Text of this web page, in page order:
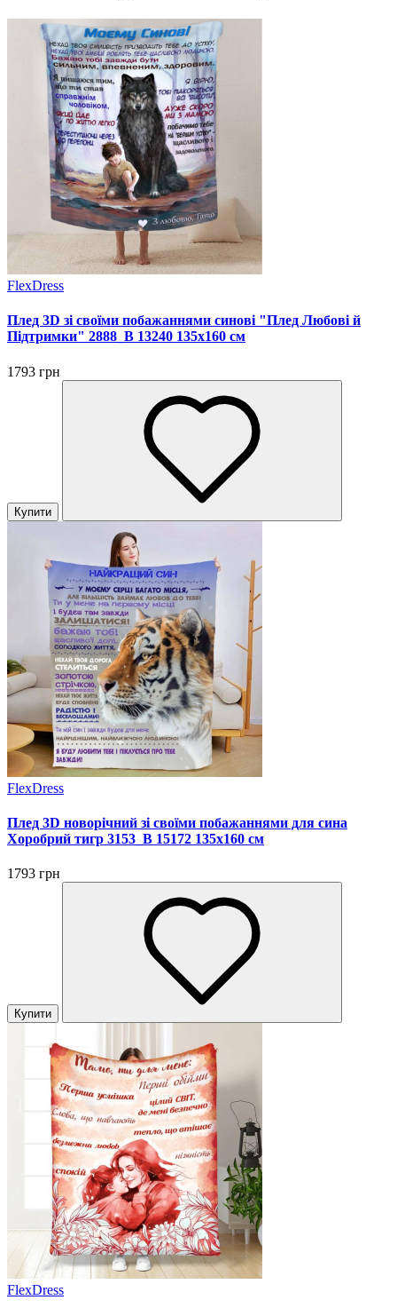
FlexDress
Плед 3D зі своїми побажаннями синові "Плед Любові й
Підтримки" 2888_B 13240 135х160 см
1793 грн
Купити
FlexDress
Плед 3D новорічний зі своїми побажаннями для сина
Хоробрий тигр 3153_B 15172 135х160 см
1793 грн
Купити
FlexDress